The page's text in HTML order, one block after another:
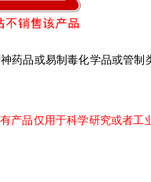
药品或易制毒化学品或管制
产品仅用于科学研究或者工